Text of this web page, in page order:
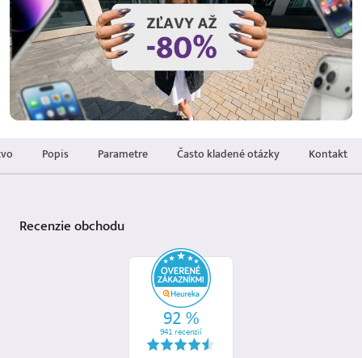
Popis Parametre Často kladené otázky Kontakt
Recenzieobchodu